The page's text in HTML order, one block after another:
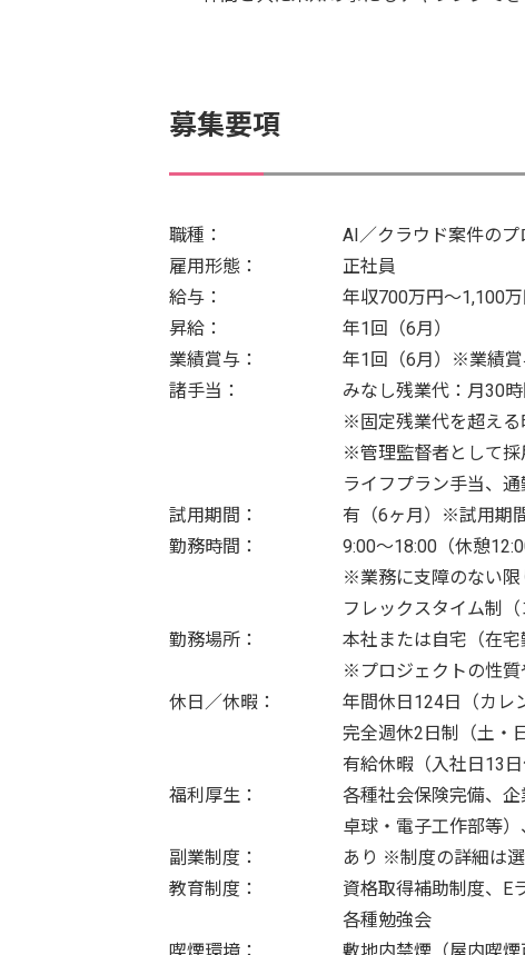
募集要項
職種：
AI／クラウド案件のプ
雇用形態：
正社員
給与：
年収700万円〜1,100
昇給：
年1回（6月）
業績賞与：
年1回（6月）※業績賞
諸手当：
みなし残業代：月30
※固定残業代を超える
※管理監督者として採
ライフプラン手当、
試用期間：
有（6ヶ月）※試用期
勤務時間：
9:00〜18:00（休憩
※業務に支障のない限
フレックスタイム制（
勤務場所：
本社または自宅（在宅
※プロジェクトの性質
休日／休暇：
年間休日124日（カレ
完全週休2日制（土・
有給休暇（入社日13
福利厚生：
各種社会保険完備、
卓球・電子工作部等
副業制度：
あり ※制度の詳細は
教育制度：
資格取得補助制度、E
各種勉強会